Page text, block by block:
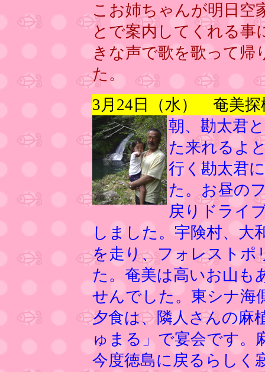
こお姉ちゃんが明日空
とで案内してくれる事
きな声で歌を歌って
た。
3月24日（水） 奄美
朝、勘太君
た来れるよ
行く勘太君
た。お昼の
戻りドライ
しました。宇険村、大
を走り、フォレストポ
た。奄美は高いお山も
せんでした。東シナ海
夕食は、隣人さんの麻
ゅまる」で宴会です。
今度徳島に戻るらしく